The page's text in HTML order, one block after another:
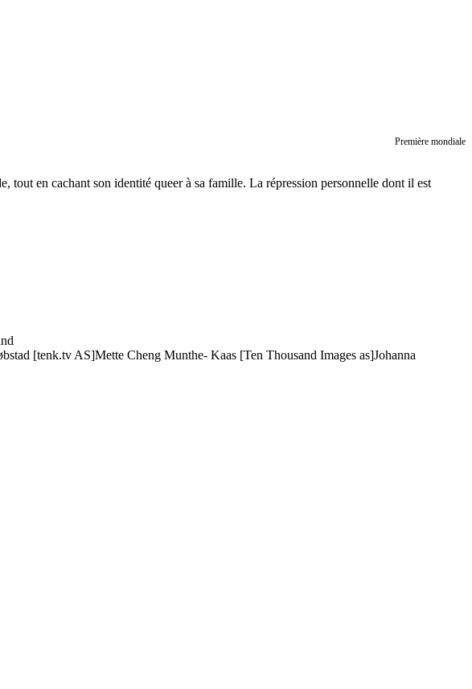
Première mondiale
tout en cachant son identité queer à sa famille. La répression personnelle dont il est
[tenk.tv AS]Mette Cheng Munthe- Kaas [Ten Thousand Images as]Johanna